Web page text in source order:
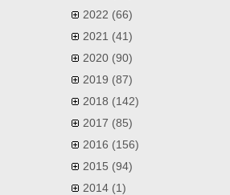
2022 (66)
2021 (41)
2020 (90)
2019 (87)
2018 (142)
2017 (85)
2016 (156)
2015 (94)
2014 (1)